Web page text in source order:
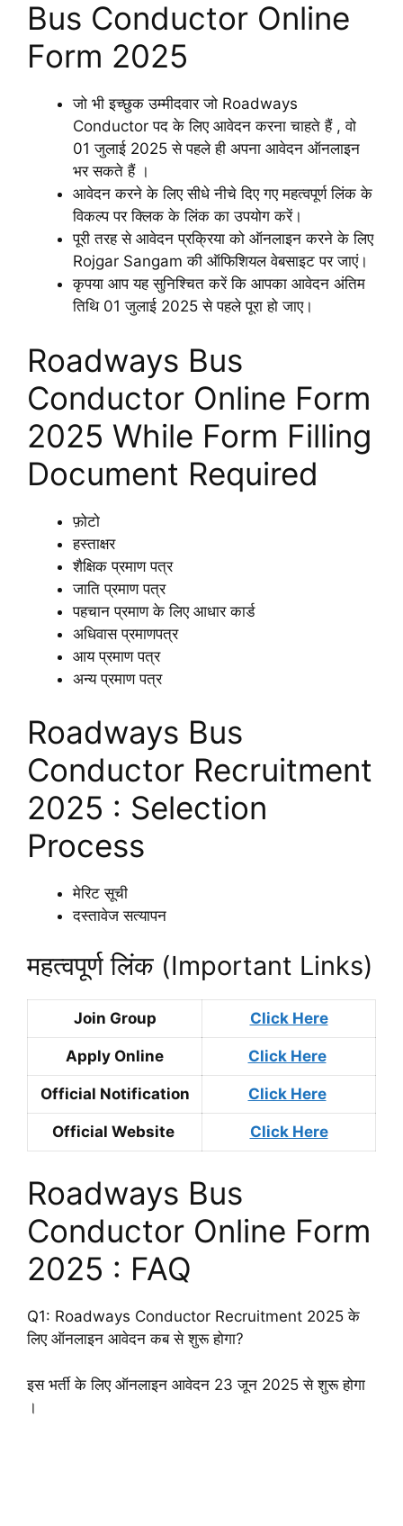
Bus Conductor Online
Form 2025
जो भी इच्छुक उम्मीदवार जो Roadways
Conductor पद के लिए आवेदन करना चाहते हैं , वो
01 जुलाई 2025 से पहले ही अपना आवेदन ऑनलाइन
भर सकते हैं ।
आवेदन करने के लिए सीधे नीचे दिए गए महत्वपूर्ण लिंक के
विकल्प पर क्लिक के लिंक का उपयोग करें।
पूरी तरह से आवेदन प्रक्रिया को ऑनलाइन करने के लिए
Rojgar Sangam की ऑफिशियल वेबसाइट पर जाएं।
कृपया आप यह सुनिश्चित करें कि आपका आवेदन अंतिम
तिथि 01 जुलाई 2025 से पहले पूरा हो जाए।
Roadways Bus
Conductor Online Form
2025 While Form Filling
Document Required
फ़ोटो
हस्ताक्षर
शैक्षिक प्रमाण पत्र
जाति प्रमाण पत्र
पहचान प्रमाण के लिए आधार कार्ड
अधिवास प्रमाणपत्र
आय प्रमाण पत्र
अन्य प्रमाण पत्र
Roadways Bus
Conductor Recruitment
2025 : Selection
Process
मेरिट सूची
दस्तावेज सत्यापन
महत्वपूर्ण लिंक (Important Links)
Join Group Click Here
Apply Online Click Here
Official Notification Click Here
Official Website Click Here
Roadways Bus
Conductor Online Form
2025 : FAQ
Q1: Roadways Conductor Recruitment 2025 के
लिए ऑनलाइन आवेदन कब से शुरू होगा?
इस भर्ती के लिए ऑनलाइन आवेदन 23 जून 2025 से शुरू होगा
।